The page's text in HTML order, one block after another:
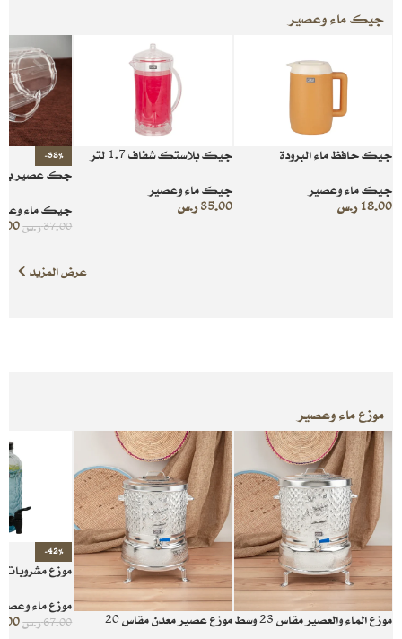
جيك ماء وعصير
جيك حافظ ماء البرودة
جيك ماء وعصير
18.00 ر.س
جيك بلاستك شفاف 1.7 لتر
جيك ماء وعصير
35.00 ر.س
-38%
جك عصير
جيك ماء
37.00ر.س
عرض المزيد
موزع ماء وعصير
موزع الماء والعصير مقاس 23 وسط
موزع عصير معدن مقاس 20
-42%
موزع مشروبات
موزع ماء
67.00ر.س